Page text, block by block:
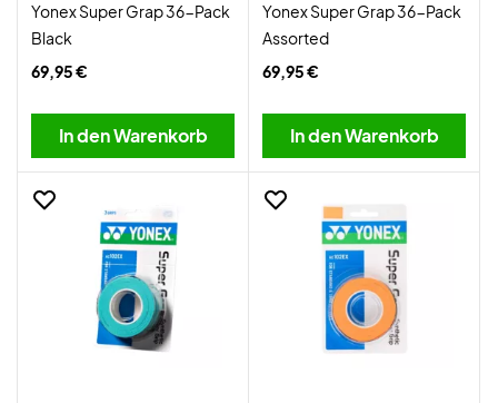
Yonex Super Grap 36-Pack
Black
69,95 €
In den Warenkorb
Yonex Super Grap 36-Pack
Assorted
69,95 €
In den Warenkorb